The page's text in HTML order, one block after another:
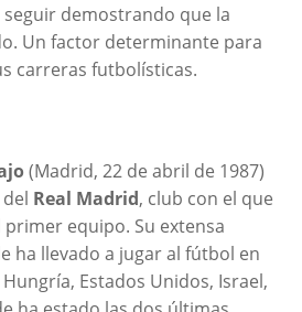
seguir demostrando que la
Un factor determinante para
carreras futbolísticas.
(Madrid, 22 de abril de 1987)
Real Madrid, club con el que
equipo. Su extensa
ha llevado a jugar al fútbol en
Estados Unidos, Israel,